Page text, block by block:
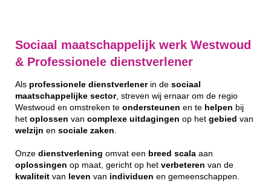
Sociaal maatschappelijk werk Westwoud
& Professionele dienstverlener
Als professionele dienstverlenerin de sociaal
maatschappelijke sector, streven wij ernaar om de regio
Westwoud en omstreken te ondersteunen en te helpen bij
het oplossen van complexe uitdagingen op het gebied van
welzijn en sociale zaken
Onze dienstverlening omvat een breed scala aan
oplossingen op maat, gericht op het verbeteren van de
kwaliteit van leven van individuen en gemeenschappen.